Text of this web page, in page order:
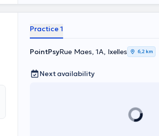
Practice 1
PointPsyRue Maes, 1A, Ixelles 6,2 km
Next availability